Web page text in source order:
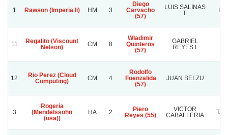
1 Rawson (Imperia Ii) HM 3
Diego
Carvacho
(57)
LUIS SALINAS
T.
LA
11
Regalito (Viscount
Nelson)
CM 8
Wladimir
Quinteros
(57)
GABRIEL
REYES I.
12
Rio Perez (Cloud
Computing)
CM 4
Rodolfo
Fuenzalida
(57)
JUAN BELZU
3
Rogeria
(Mendelssohn
(usa))
HA 2
Piero
Reyes (55)
VICTOR
CABALLERIA